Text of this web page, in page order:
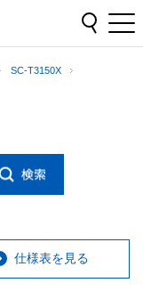
SC-T3150X
仕様表を見る